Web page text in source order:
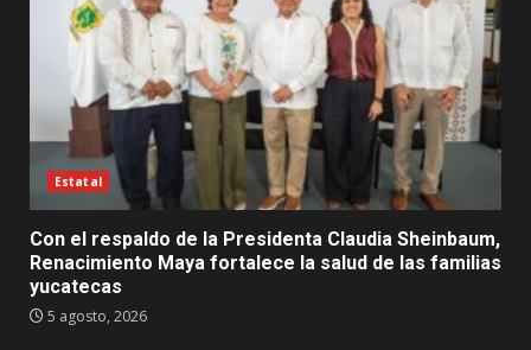
Estatal
Con el respaldo de la Presidenta Claudia Sheinbaum,
Renacimiento Maya fortalece la salud de las familias
yucatecas
5 agosto, 2026